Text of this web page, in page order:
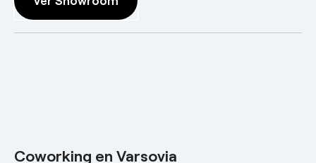
Coworking en Varsovia